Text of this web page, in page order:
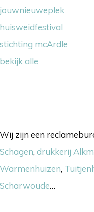
jouwnieuweplek
huisweidfestival
stichting mcArdle
bekijk alle
Wij zijn een
Schagen, drukkerij
Warmenhuizen,
Scharwoude…